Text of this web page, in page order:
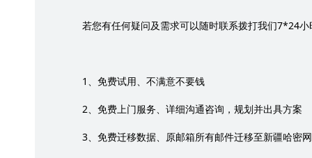
若您有任何疑问及需求可以随时联系拨打我们7*24小
1 、免费试用、不满意不要钱
2 、免费上门服务、详细沟通咨询，规划并出具方案
3 、免费迁移数据、原邮箱所有邮件迁移至新疆哈密